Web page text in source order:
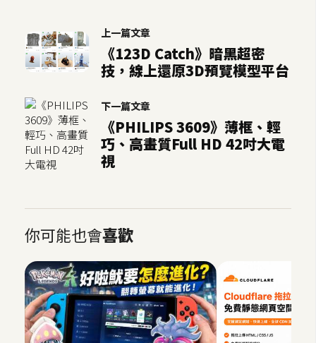
上一篇文章
《123D Catch》暗黑超密
技，線上還原3D預覽模型平台
下一篇文章
《PHILIPS 3609》薄框、輕
巧、高畫質Full HD 42吋大電
視
你可能也會喜歡